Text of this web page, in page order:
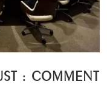
: COMMENT